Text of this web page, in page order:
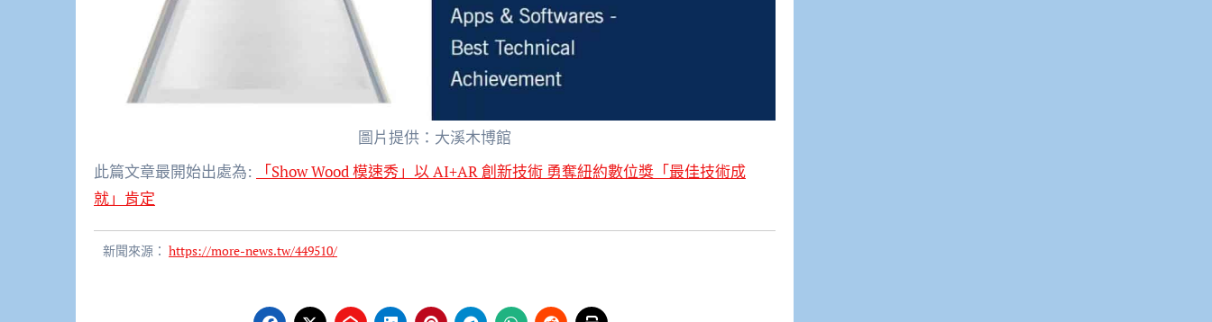
圖片提供：大溪木博館
此篇文章最開始出處為:
「Show Wood 模速秀」以 AI+AR 創新技術 勇奪紐約數位獎「最佳技術成
就」肯定
新聞來源： https://more-news.tw/449510/